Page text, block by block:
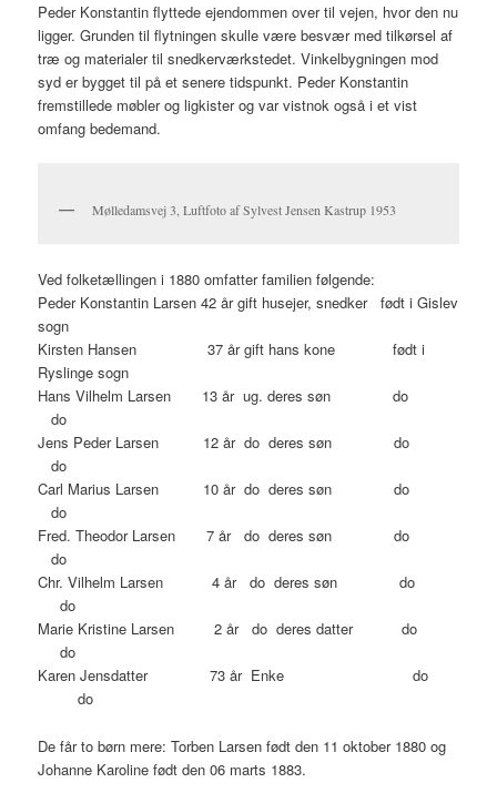
Peder Konstantin flyttede ejendommen over til vejen, hvor den nu
ligger. Grunden til flytningen skulle være besvær med tilkørsel af
træ og materialer til snedkerværkstedet. Vinkelbygningen mod
syd er bygget til på et senere tidspunkt. Peder Konstantin
fremstillede møbler og ligkister og var vistnok også i et vist
omfang bedemand.
Mølledamsvej 3, Luftfoto af Sylvest Jensen Kastrup 1953
Ved folketællingen i 1880 omfatter familien følgende:
Peder Konstantin Larsen 42 år gift husejer, snedker født i Gislev
sogn
Kirsten Hansen 37 år gift hans kone født i
Ryslinge sogn
Hans Vilhelm Larsen 13 år ug. deres søn do
do
Jens Peder Larsen 12 år do deres søn do
do
Carl Marius Larsen 10 år do deres søn do
do
Fred. Theodor Larsen 7 år do deres søn do
do
Chr. Vilhelm Larsen 4 år do deres søn do
do
Marie Kristine Larsen 2 år do deres datter do
do
Karen Jensdatter 73 år Enke do
do
De får to børn mere: Torben Larsen født den 11 oktober 1880 og
Johanne Karoline født den 06 marts 1883.